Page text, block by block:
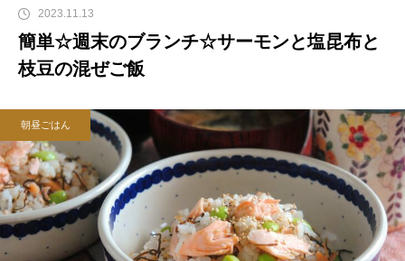
2023.11.13
簡単☆週末のブランチ☆サーモンと塩昆布と
枝豆の混ぜご飯
朝昼ごはん